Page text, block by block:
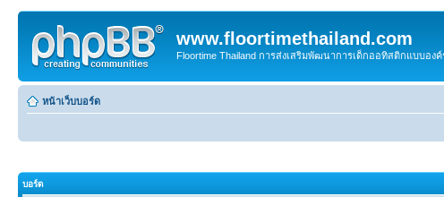
www.floortimethailand.com
Floortime Thailand การส่งเสริมพัฒนาการเด็กออทิสติกแบบอ
หน้าเว็บบอร์ด
บอร์ด